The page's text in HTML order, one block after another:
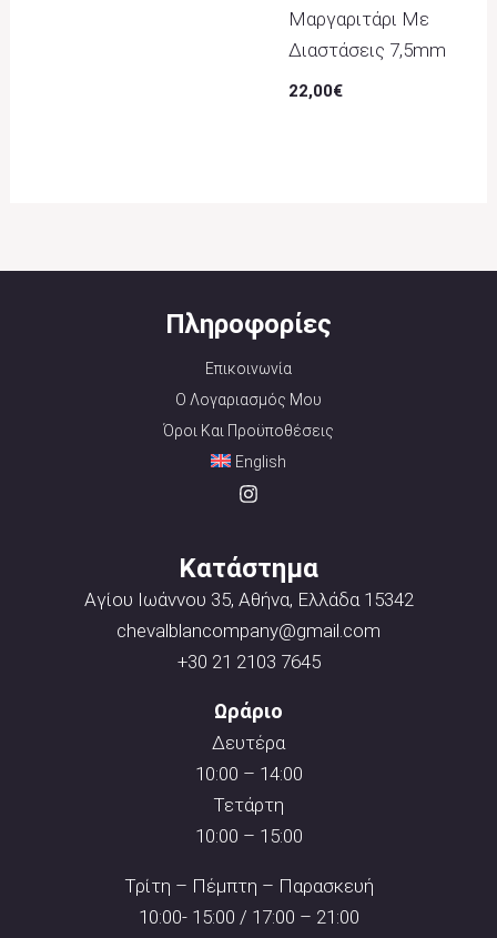
Μαργαριτάρι Με
Διαστάσεις 7,5mm
22,00€
Πληροφορίες
Επικοινωνία
Ο Λογαριασμός Μου
Όροι Και Προϋποθέσεις
English
Κατάστημα
Αγίου Ιωάννου 35, Αθήνα, Ελλάδα 15342
chevalblancompany@gmail.com
+30 21 2103 7645
Ωράριο
Δευτέρα
10:00 – 14:00
Τετάρτη
10:00 – 15:00
Τρίτη – Πέμπτη – Παρασκευή
10:00- 15:00 / 17:00 – 21:00